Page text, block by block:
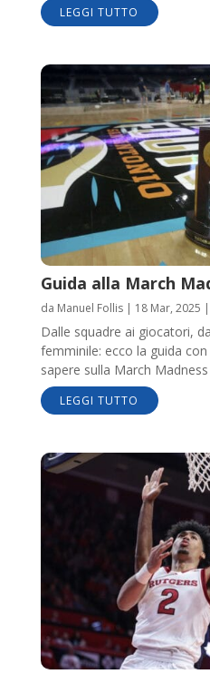
LEGGI TUTTO
Guida alla March
da Manuel Follis| 18 Mar, 2025 |
Dalle squadre ai giocatori,
femminile: ecco la guida
sapere sulla March Madness
LEGGI TUTTO